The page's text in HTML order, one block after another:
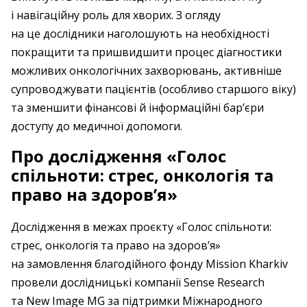
і навігаційну роль для хворих. З огляду
на це дослідники наголошують на необхідності
покращити та пришвидшити процес діагностики
можливих онкологічних захворювань, активніше
супроводжувати пацієнтів (особливо старшого віку)
та зменшити фінансові й інформаційні бар’єри
доступу до медичної допомоги.
Про дослідження «Голос
спільноти: стрес, онкологія та
право на здоров’я»
Дослідження в межах проєкту «Голос спільноти:
стрес, онкологія та право на здоров’я»
на замовлення благодійного фонду Mission Kharkiv
провели дослідницькі компанії Sense Research
та New Image MG за підтримки Міжнародного